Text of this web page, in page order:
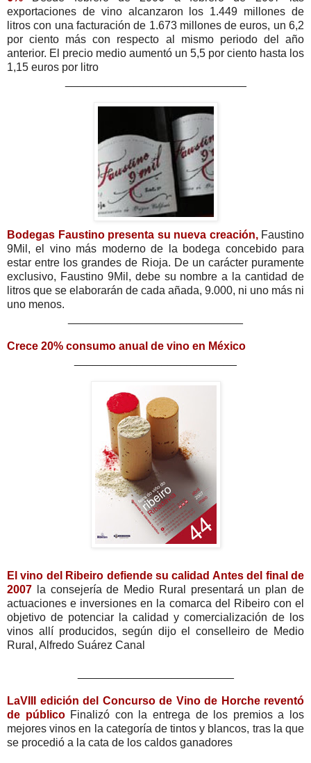
exportaciones de vino alcanzaron los 1.449 millones de
litros con una facturación de 1.673 millones de euros, un 6,2
por ciento más con respecto al mismo periodo del año
anterior. El precio medio aumentó un 5,5 por ciento hasta los
1,15 euros por litro
Bodegas Faustino presenta su nueva creación, Faustino
9Mil, el vino más moderno de la bodega concebido para
estar entre los grandes de Rioja. De un carácter puramente
exclusivo, Faustino 9Mil, debe su nombre a la cantidad de
litros que se elaborarán de cada añada, 9.000, ni uno más ni
uno menos.
Crece 20% consumo anual de vino en México
El vino del Ribeiro defiende su calidad Antes del final de
2007 la consejería de Medio Rural presentará un plan de
actuaciones e inversiones en la comarca del Ribeiro con el
objetivo de potenciar la calidad y comercialización de los
vinos allí producidos, según dijo el conselleiro de Medio
Rural, Alfredo Suárez Canal
LaVIII edición del Concurso de Vino de Horche reventó
de públicoFinalizó con la entrega de los premios a los
mejores vinos en la categoría de tintos y blancos, tras la que
se procedió a la cata de los caldos ganadores